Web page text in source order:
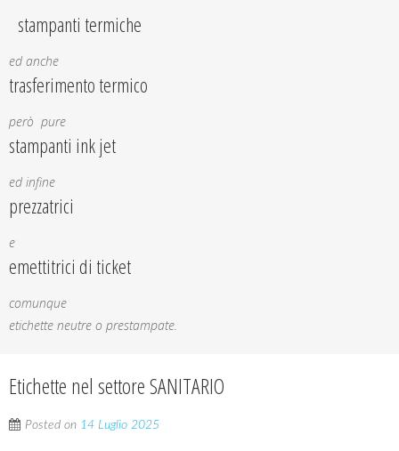
stampanti termiche
ed anche
trasferimento termico
però pure
stampanti ink jet
ed infine
prezzatrici
e
emettitrici di ticket
comunque
etichette neutre o prestampate.
Etichette nel settore SANITARIO
Posted on 14 Luglio 2025